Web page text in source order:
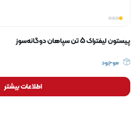
پیستون لیفتراک 5 تن سپاهان دوگانه‌سوز
موجود
اطلاعات بیشتر